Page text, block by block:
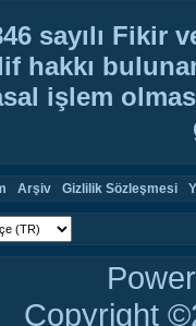
sayılı Fikir
hakkı
işlem
Arşiv Gizlilik Sözleşmesi
Copyright